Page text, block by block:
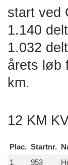
start ved
1.140
1.032
årets løb
km.
12 KM
Plac. Startnr.
1
953